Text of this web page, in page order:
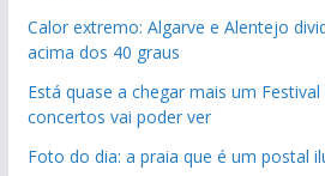
Calor extremo: Algarve e Alentejo
acima dos 40 graus
Está quase a chegar mais um
concertos vai poder ver
Foto do dia: a praia que é um postal